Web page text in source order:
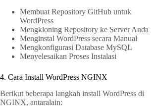
Membuat Repository GitHub untuk
WordPress
Mengkloning Repository ke Server Anda
Menginstal WordPress secara Manual
Mengkonfigurasi Database MySQL
Menyelesaikan Proses Instalasi
4. Cara Install WordPress NGINX
Berikut beberapa langkah install WordPress di
NGINX, antaralain: